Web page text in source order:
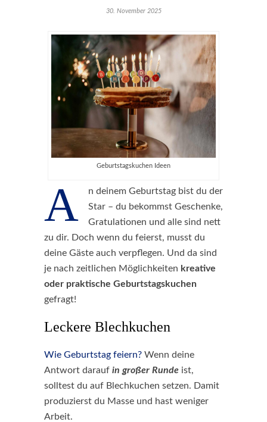
30. November 2025
Geburtstagskuchen Ideen
A
n deinem Geburtstag bist du der
Star – du bekommst Geschenke,
Gratulationen und alle sind nett
zu dir. Doch wenn du feierst, musst du
deine Gäste auch verpflegen. Und da sind
je nach zeitlichen Möglichkeiten kreative
oder praktische Geburtstagskuchen
gefragt!
Leckere Blechkuchen
Wie Geburtstag feiern? Wenn deine
Antwort darauf in großer Runde ist,
solltest du auf Blechkuchen setzen. Damit
produzierst du Masse und hast weniger
Arbeit.